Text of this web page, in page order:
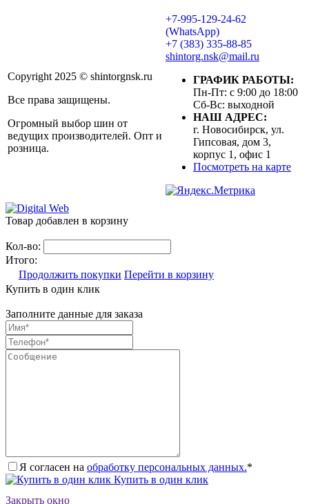
Copyright 2025 © shintorgnsk.ru
Все права защищены.
Огромный выбор шин от
ведущих производителей. Опт и
розница.
+7-995-129-24-62
(WhatsApp)
+7 (383) 335-88-85
shintorg.nsk@mail.ru
ГРАФИК РАБОТЫ:
Пн-Пт: с 9:00 до 18:00
Сб-Вс: выходной
НАШ АДРЕС:
г. Новосибирск, ул.
Гипсовая, дом 3,
корпус 1, офис 1
Посмотреть на карте
Товар добавлен в корзину
Кол-во:
Итого:
Продолжить покупки Перейти в корзину
Купить в один клик
Заполните данные для заказа
Я согласен на обработку персональных данных.*
Купить в один клик
Закрыть окно